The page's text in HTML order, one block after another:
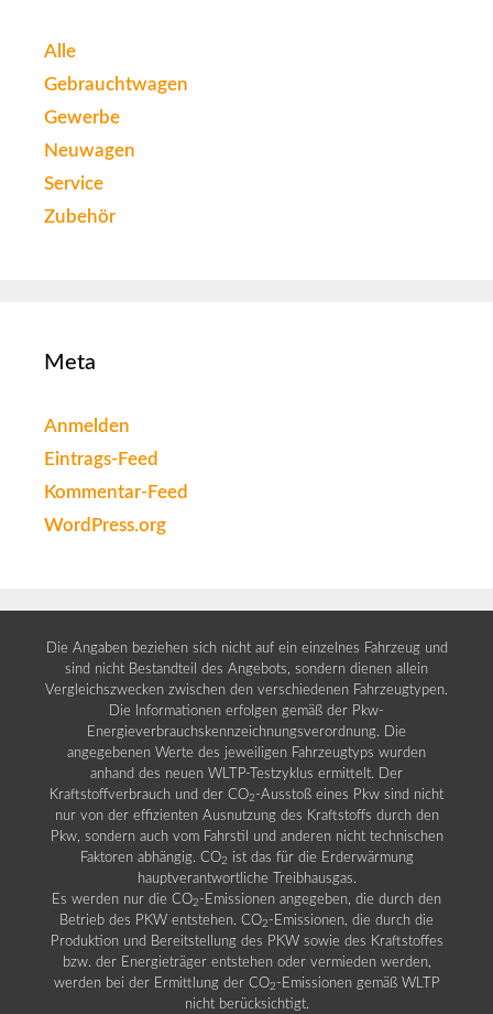
Alle
Gebrauchtwagen
Gewerbe
Neuwagen
Service
Zubehör
Meta
Anmelden
Eintrags-Feed
Kommentar-Feed
WordPress.org
Die Angaben beziehen sich nicht auf ein einzelnes Fahrzeug und
sind nicht Bestandteil des Angebots, sondern dienen allein
Vergleichszwecken zwischen den verschiedenen Fahrzeugtypen.
Die Informationen erfolgen gemäß der Pkw-
Energieverbrauchskennzeichnungsverordnung. Die
angegebenen Werte des jeweiligen Fahrzeugtyps wurden
anhand des neuen WLTP-Testzyklus ermittelt. Der
Kraftstoffverbrauch und der CO2 -Ausstoß eines Pkw sind nicht
nur von der effizienten Ausnutzung des Kraftstoffs durch den
Pkw, sondern auch vom Fahrstil und anderen nicht technischen
Faktoren abhängig. CO2 ist das für die Erderwärmung
hauptverantwortliche Treibhausgas.
Es werden nur die CO2 -Emissionen angegeben, die durch den
Betrieb des PKW entstehen. CO2 -Emissionen, die durch die
Produktion und Bereitstellung des PKW sowie des Kraftstoffes
bzw. der Energieträger entstehen oder vermieden werden,
werden bei der Ermittlung der CO2 -Emissionen gemäß WLTP
nicht berücksichtigt.